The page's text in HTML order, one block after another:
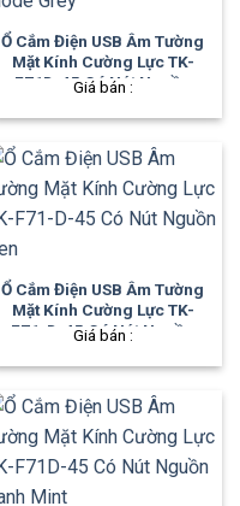
Ổ Cắm Điện USB Âm Tường
Mặt Kính Cường Lực TK-
F71D-45 Có Nút Nguồn
Giá bán :
Ổ Cắm Điện USB Âm Tường
Mặt Kính Cường Lực TK-
F71-D-45 Có Nút Nguồn
Giá bán :